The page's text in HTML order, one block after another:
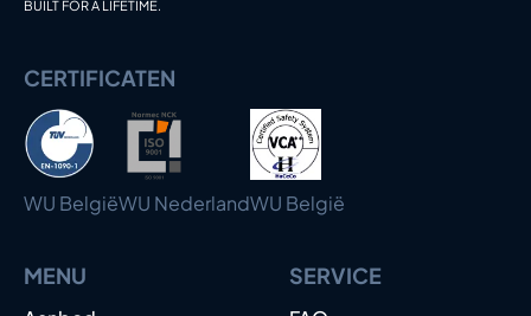
BUILT FOR A LIFETIME.
CERTIFICATEN
WU BelgiëWU NederlandWU België
MENU SERVICE